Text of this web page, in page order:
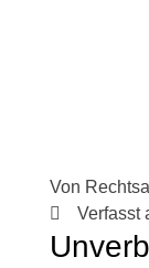
Von
Verfasst